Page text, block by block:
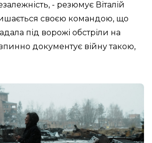
- резюмує Віталій
своєю командою, що
під ворожі обстріли на
документує війну такою,